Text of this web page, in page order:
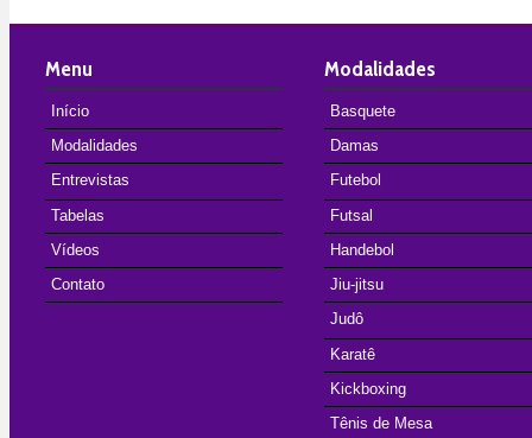
Menu
Início
Modalidades
Entrevistas
Tabelas
Vídeos
Contato
Modalidades
Basquete
Damas
Futebol
Futsal
Handebol
Jiu-jitsu
Judô
Karatê
Kickboxing
Tênis de Mesa